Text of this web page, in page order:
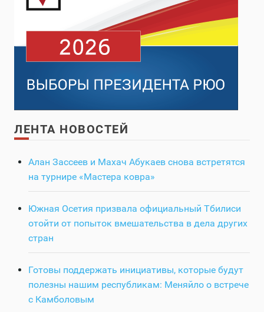
ЛЕНТА НОВОСТЕЙ
Алан Зассеев и Махач Абукаев снова встретятся
на турнире «Мастера ковра»
Южная Осетия призвала официальный Тбилиси
отойти от попыток вмешательства в дела других
стран
Готовы поддержать инициативы, которые будут
полезны нашим республикам: Меняйло о встрече
с Камболовым